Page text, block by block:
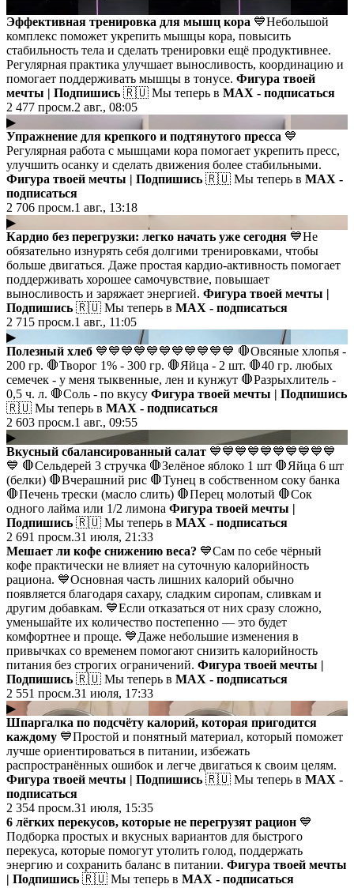
Эффективная тренировка для мышц кора 💙Небольшой
комплекс поможет укрепить мышцы кора, повысить
стабильность тела и сделать тренировки ещё продуктивнее.
Регулярная практика улучшает выносливость, координацию и
помогает поддерживать мышцы в тонусе. Фигура твоей
мечты | Подпишись 🇷🇺 Мы теперь в MAX - подписаться
2 477 просм.2 авг., 08:05
▶
Упражнение для крепкого и подтянутого пресса 💙
Регулярная работа с мышцами кора помогает укрепить пресс,
улучшить осанку и сделать движения более стабильными.
Фигура твоей мечты | Подпишись 🇷🇺 Мы теперь в MAX -
подписаться
2 706 просм.1 авг., 13:18
▶
Кардио без перегрузки: легко начать уже сегодня 💙Не
обязательно изнурять себя долгими тренировками, чтобы
больше двигаться. Даже простая кардио-активность помогает
поддерживать хорошее самочувствие, повышает
выносливость и заряжает энергией. Фигура твоей мечты |
Подпишись 🇷🇺 Мы теперь в MAX - подписаться
2 715 просм.1 авг., 11:05
▶
Полезный хлеб 💙💙💙💙💙💙💙💙💙💙💙 🛑Овсяные хлопья -
200 гр. 🛑Творог 1% - 300 гр. 🛑Яйца - 2 шт. 🛑40 гр. любых
семечек - у меня тыквенные, лен и кунжут 🛑Разрыхлитель -
0,5 ч. л. 🛑Соль - по вкусу Фигура твоей мечты | Подпишись
🇷🇺 Мы теперь в MAX - подписаться
2 603 просм.1 авг., 09:55
▶
Вкусный сбалансированный салат 💙💙💙💙💙💙💙💙💙💙
💙 🛑Сельдерей 3 стручка 🛑Зелёное яблоко 1 шт 🛑Яйца 6 шт
(белки) 🛑Вчерашний рис 🛑Тунец в собственном соку банка
🛑Печень трески (масло слить) 🛑Перец молотый 🛑Сок
одного лайма или 1/2 лимона Фигура твоей мечты |
Подпишись 🇷🇺 Мы теперь в MAX - подписаться
2 691 просм.31 июля, 21:33
Мешает ли кофе снижению веса? 💙Сам по себе чёрный
кофе практически не влияет на суточную калорийность
рациона. 💙Основная часть лишних калорий обычно
появляется благодаря сахару, сладким сиропам, сливкам и
другим добавкам. 💙Если отказаться от них сразу сложно,
уменьшайте их количество постепенно — это будет
комфортнее и проще. 💙Даже небольшие изменения в
привычках со временем помогают снизить калорийность
питания без строгих ограничений. Фигура твоей мечты |
Подпишись 🇷🇺 Мы теперь в MAX - подписаться
2 551 просм.31 июля, 17:33
▶
Шпаргалка по подсчёту калорий, которая пригодится
каждому 💙Простой и понятный материал, который поможет
лучше ориентироваться в питании, избежать
распространённых ошибок и легче двигаться к своим целям.
Фигура твоей мечты | Подпишись 🇷🇺 Мы теперь в MAX -
подписаться
2 354 просм.31 июля, 15:35
6 лёгких перекусов, которые не перегрузят рацион 💙
Подборка простых и вкусных вариантов для быстрого
перекуса, которые помогут утолить голод, поддержать
энергию и сохранить баланс в питании. Фигура твоей мечты
| Подпишись 🇷🇺 Мы теперь в MAX - подписаться